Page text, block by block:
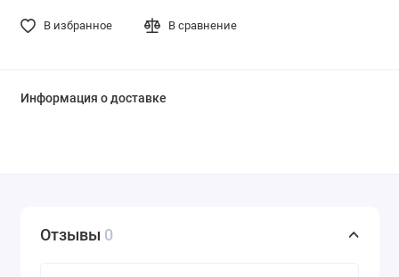
В избранное В сравнение
Информация о доставке
Отзывы 0